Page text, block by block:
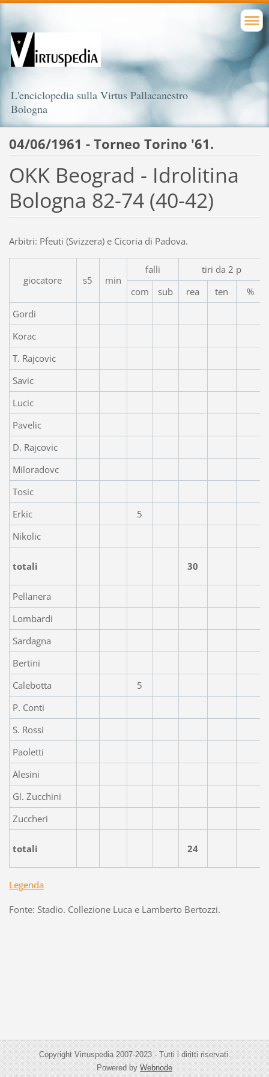
L'enciclopedia sulla Virtus Pallacanestro
Bologna
04/06/1961 - Torneo Torino '61.
OKK Beograd - Idrolitina
Bologna 82-74 (40-42)
Arbitri: Pfeuti (Svizzera) e Cicoria di Padova.
giocatore s5 min
falli
tiri da 2 p
com
sub rea ten
%
Gordi
Korac
T. Rajcovic
Savic
Lucic
Pavelic
D. Rajcovic
Miloradovc
Tosic
Erkic
5
Nikolic
totali 30
Pellanera
Lombardi
Sardagna
Bertini
Calebotta
5
P. Conti
S. Rossi
Paoletti
Alesini
Gl. Zucchini
Zuccheri
totali 24
Legenda
Fonte: Stadio. Collezione Luca e Lamberto Bertozzi.
Copyright Virtuspedia 2007-2023 - Tutti i diritti riservati.
Powered byWebnode